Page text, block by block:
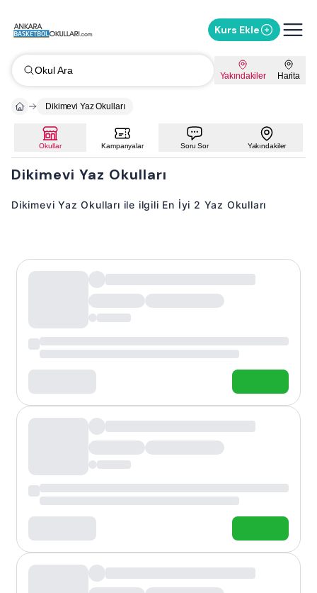
Kurs Ekle
Okul Ara Yakındakiler Harita
Dikimevi Yaz Okulları
Okullar Kampanyalar Soru Sor Yakındakiler
Dikimevi Yaz Okulları
Dikimevi Yaz Okulları ile ilgili En İyi 2 Yaz Okulları